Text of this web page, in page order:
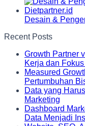
Desain &
Recent Posts
Growth Partner
Kerja dan Fokus
Measured
Pertumbuhan
Data yang
Marketing
Dashboard
Data Menjadi